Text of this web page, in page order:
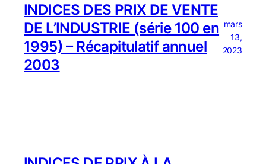
INDICES DES PRIX DE VENTE
DE L’INDUSTRIE (série 100 en
1995) – Récapitulatif annuel
2003
mars
13,
2023